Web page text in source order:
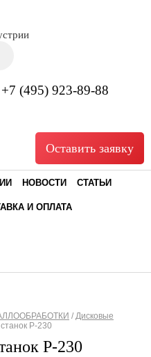
+7 (495) 923-89-88
Оставить заявку
НОВОСТИ СТАТЬИ
И ОПЛАТА
/ Дисковые
P-230
P-230